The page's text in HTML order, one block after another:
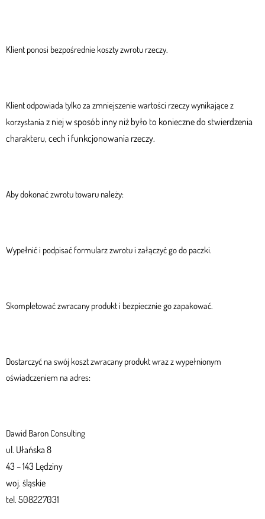
Klient ponosi bezpośrednie koszty zwrotu rzeczy.
Klient odpowiada tylko za zmniejszenie wartości rzeczy wynikające z
korzystania z niej w sposób inny niż było to konieczne do stwierdzenia
charakteru, cech i funkcjonowania rzeczy.
Aby dokonać zwrotu towaru należy:
Wypełnić i podpisać formularz zwrotu i załączyć go do paczki.
Skompletować zwracany produkt i bezpiecznie go zapakować.
Dostarczyć na swój koszt zwracany produkt wraz z wypełnionym
oświadczeniem na adres:
Dawid Baron Consulting
ul. Ułańska 8
43 – 143 Lędziny
woj. śląskie
tel. 508227031